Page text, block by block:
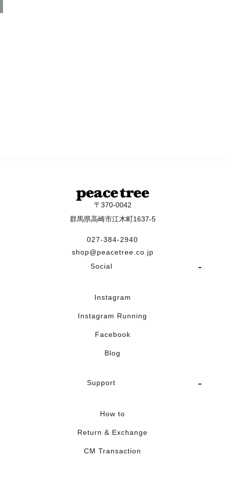
〒370-0042
群馬県高崎市江木町1637-5
027-384-2940
shop@peacetree.co.jp
Social
Instagram
Instagram Running
Facebook
Blog
Support
How to
Return & Exchange
CM Transaction